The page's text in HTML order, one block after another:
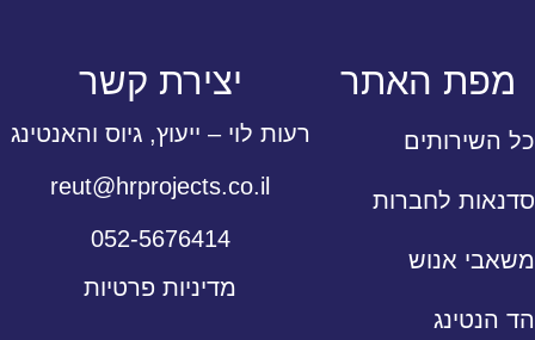
מפת האתר
כל השירותים
סדנאות לחברות
משאבי אנוש
הד הנטינג
יצירת קשר
רעות לוי – ייעוץ, גיוס והאנטינג
reut@hrprojects.co.il
052-5676414
מדיניות פרטיות